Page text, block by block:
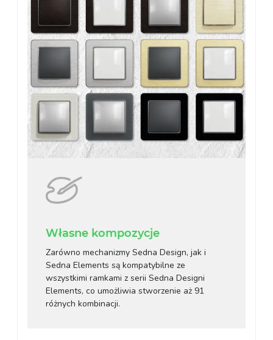
Własne kompozycje
Zarówno mechanizmy Sedna Design, jak i
Sedna Elements są kompatybilne ze
wszystkimi ramkami z serii Sedna Designi
Elements, co umożliwia stworzenie aż 91
różnych kombinacji.